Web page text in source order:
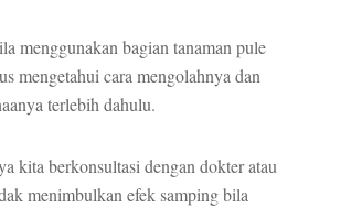
menggunakan bagian tanaman pule
mengetahui cara mengolahnya dan
terlebih dahulu.
kita berkonsultasi dengan dokter atau
menimbulkan efek samping bila